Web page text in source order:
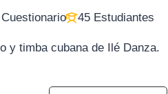
45 Estudiantes
y timba cubana de Ilé Danza.